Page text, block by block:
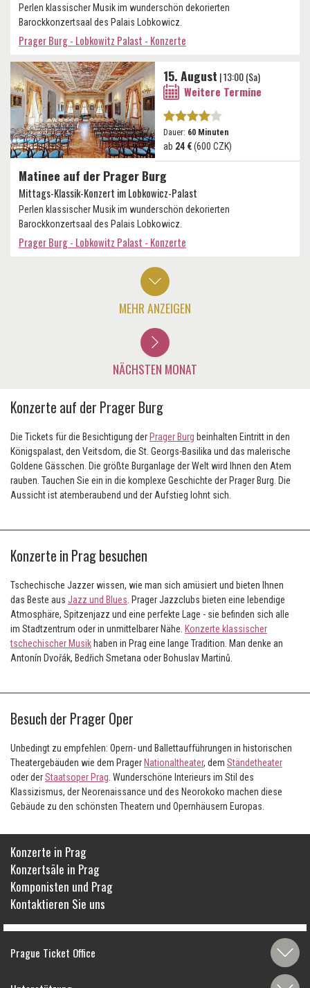
Perlen klassischer Musik im wunderschön dekorierten
Barockkonzertsaal des Palais Lobkowicz.
Prager Burg - Lobkowitz Palast - Konzerte
Matinee auf der Prager Burg
Mittags-Klassik-Konzert im Lobkowicz-Palast
Perlen klassischer Musik im wunderschön dekorierten
Barockkonzertsaal des Palais Lobkowicz.
Prager Burg - Lobkowitz Palast - Konzerte
15. August | 13:00 (Sa)
Weitere Termine
Dauer: 60 Minuten
ab 24 €(600 CZK)
MEHR ANZEIGEN
NÄCHSTEN MONAT
Konzerte auf der Prager Burg
Die Tickets für die Besichtigung der Prager Burg beinhalten Eintritt in den
Königspalast, den Veitsdom, die St. Georgs-Basilika und das malerische
Goldene Gässchen. Die größte Burganlage der Welt wird Ihnen den Atem
rauben. Tauchen Sie ein in die komplexe Geschichte der Prager Burg. Die
Aussicht ist atemberaubend und der Aufstieg lohnt sich.
Konzerte in Prag besuchen
Tschechische Jazzer wissen, wie man sich amüsiert und bieten Ihnen
das Beste aus Jazz und Blues. Prager Jazzclubs bieten eine lebendige
Atmosphäre, Spitzenjazz und eine perfekte Lage - sie befinden sich alle
im Stadtzentrum oder in unmittelbarer Nähe. Konzerte klassischer
tschechischer Musik haben in Prag eine lange Tradition. Man denke an
Antonín Dvořák, Bedřich Smetana oder Bohuslav Martinů.
Besuch der Prager Oper
Unbedingt zu empfehlen: Opern- und Ballettaufführungen in historischen
Theatergebäuden wie dem Prager Nationaltheater, dem Ständetheater
oder derStaatsoper Prag. Wunderschöne Interieurs im Stil des
Klassizismus, der Neorenaissance und des Neorokoko machen diese
Gebäude zu den schönsten Theatern und Opernhäusern Europas.
Konzerte in Prag
Konzertsäle in Prag
Komponisten und Prag
Kontaktieren Sie uns
Prague Ticket Office